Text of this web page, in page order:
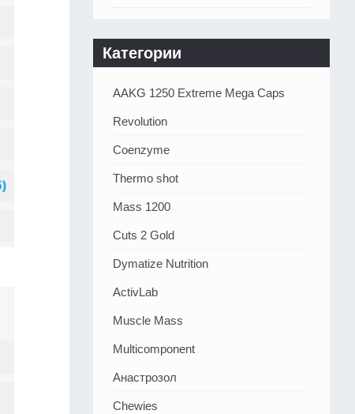
Категории
AAKG 1250 Extreme Mega Caps
Revolution
Coenzyme
Thermo shot
Mass 1200
Cuts 2 Gold
Dymatize Nutrition
ActivLab
Muscle Mass
Multicomponent
Анастрозол
Chewies